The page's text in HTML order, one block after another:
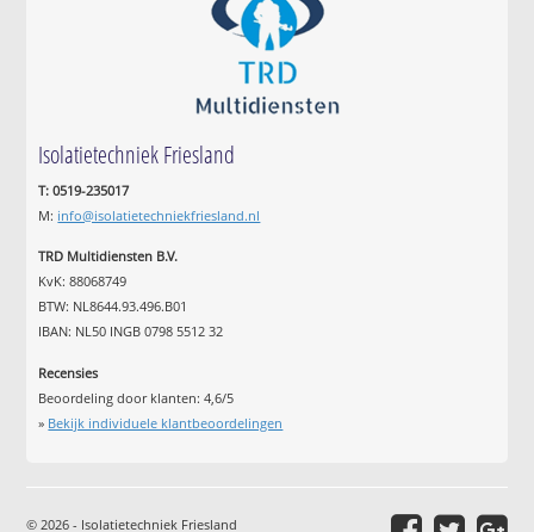
Isolatietechniek Friesland
T: 0519-235017
M: info@isolatietechniekfriesland.nl
TRD Multidiensten B.V.
KvK: 88068749
BTW: NL8644.93.496.B01
IBAN: NL50 INGB 0798 5512 32
Recensies
Beoordeling door klanten:4,6/5
» Bekijk individuele klantbeoordelingen
© 2026 - Isolatietechniek Friesland